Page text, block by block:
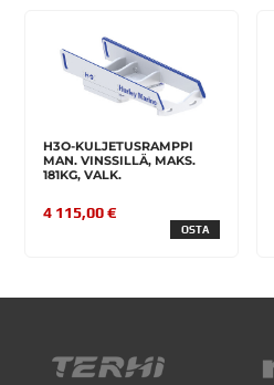
H3O-KULJETUSRAMPPI
MAN. VINSSILLÄ, MAKS.
181KG, VALK.
4 115,00 €
OSTA